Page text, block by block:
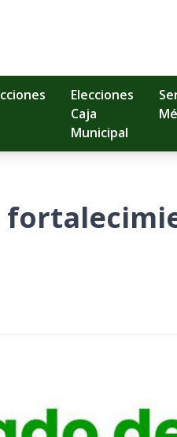
Elecciones
Caja
Municipal